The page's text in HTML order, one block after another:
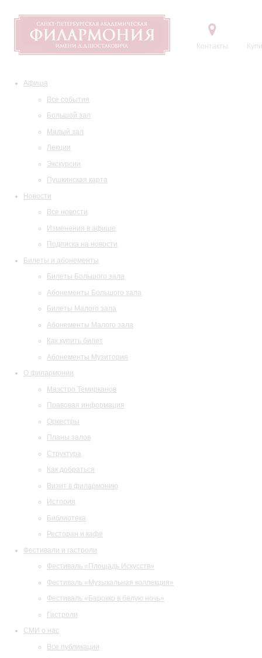
Контакты
Афиша
Все события
Большой зал
Малый зал
Лекции
Экскурсии
Пушкинская карта
Новости
Все новости
Изменения в афише
Подписка на новости
Билеты и абонементы
Билеты Большого зала
Абонементы Большого зала
Билеты Малого зала
Абонементы Малого зала
Как купить билет
Абонементы Музитория
О филармонии
Маэстро Темирканов
Правовая информация
Оркестры
Планы залов
Структура
Как добраться
Визит в филармонию
История
Библиотека
Ресторан и кафе
Фестивали и гастроли
Фестиваль «Площадь Искусств»
Фестиваль «Музыкальная коллекция»
Фестиваль «Барокко в белую ночь»
Гастроли
СМИ о нас
Все публикации